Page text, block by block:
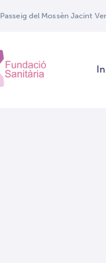
Passeig del Mossèn Jacint